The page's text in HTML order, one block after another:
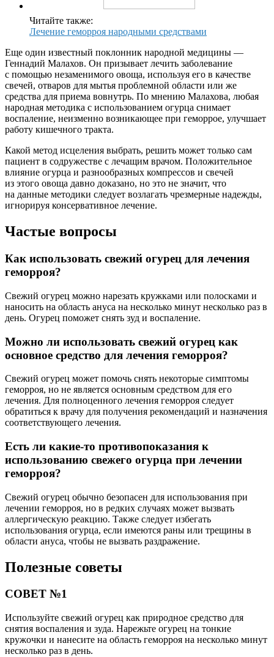
Читайте также:
Лечение геморроя народными средствами
Еще один известный поклонник народной медицины —
Геннадий Малахов. Он призывает лечить заболевание
с помощью незаменимого овоща, используя его в качестве
свечей, отваров для мытья проблемной области или же
средства для приема вовнутрь. По мнению Малахова, любая
народная методика с использованием огурца снимает
воспаление, неизменно возникающее при геморрое, улучшает
работу кишечного тракта.
Какой метод исцеления выбрать, решить может только сам
пациент в содружестве с лечащим врачом. Положительное
влияние огурца и разнообразных компрессов и свечей
из этого овоща давно доказано, но это не значит, что
на данные методики следует возлагать чрезмерные надежды,
игнорируя консервативное лечение.
Частые вопросы
Как использовать свежий огурец для лечения
геморроя?
Свежий огурец можно нарезать кружками или полосками и
наносить на область ануса на несколько минут несколько раз в
день. Огурец поможет снять зуд и воспаление.
Можно ли использовать свежий огурец как
основное средство для лечения геморроя?
Свежий огурец может помочь снять некоторые симптомы
геморроя, но не является основным средством для его
лечения. Для полноценного лечения геморроя следует
обратиться к врачу для получения рекомендаций и назначения
соответствующего лечения.
Есть ли какие-то противопоказания к
использованию свежего огурца при лечении
геморроя?
Свежий огурец обычно безопасен для использования при
лечении геморроя, но в редких случаях может вызвать
аллергическую реакцию. Также следует избегать
использования огурца, если имеются раны или трещины в
области ануса, чтобы не вызвать раздражение.
Полезные советы
СОВЕТ №1
Используйте свежий огурец как природное средство для
снятия воспаления и зуда. Нарежьте огурец на тонкие
кружочки и нанесите на область геморроя на несколько минут
несколько раз в день.